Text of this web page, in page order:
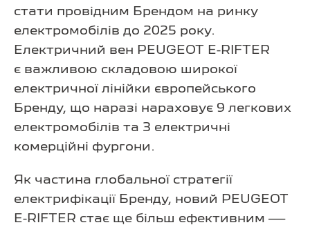
стати провідним Брендом на ринку
електромобілів до 2025 року.
Електричний вен PEUGEOT E-RIFTER
є важливою складовою широкої
електричної лінійки європейського
Бренду, що наразі нараховує 9 легкових
електромобілів та 3 електричні
комерційні фургони.
Як частина глобальної стратегії
електрифікації Бренду, новий PEUGEOT
E-RIFTER стає ще більш ефективним —